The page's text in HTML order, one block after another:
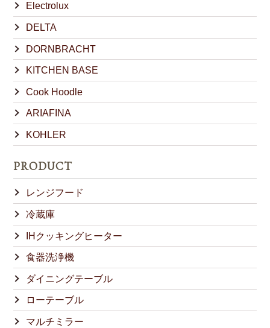
Electrolux
DELTA
DORNBRACHT
KITCHEN BASE
Cook Hoodle
ARIAFINA
KOHLER
PRODUCT
レンジフード
冷蔵庫
IHクッキングヒーター
食器洗浄機
ダイニングテーブル
ローテーブル
マルチミラー